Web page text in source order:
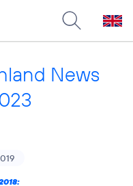
News